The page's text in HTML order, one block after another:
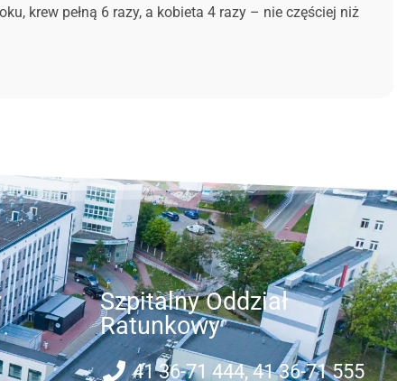
krew pełną 6 razy, a kobieta 4 razy – nie częściej niż
Szpitalny Oddział
Ratunkowy
41 36-71 444, 41 36-71 555